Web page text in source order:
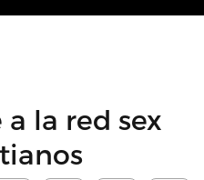
la red sex